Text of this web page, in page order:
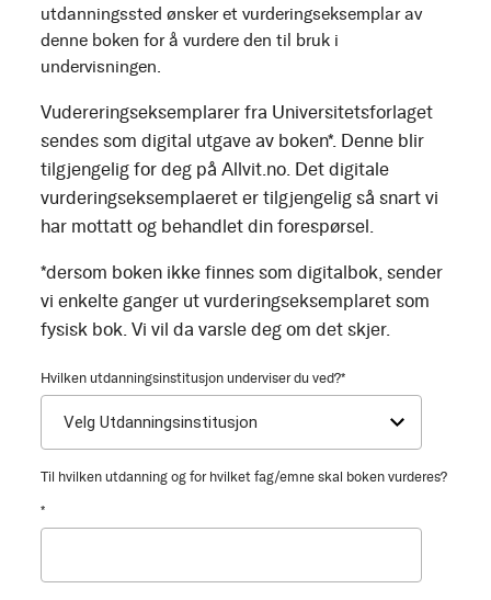
utdanningssted ønsker et vurderingseksemplar av
denne boken for å vurdere den til bruk i
undervisningen.
Vudereringseksemplarer fra Universitetsforlaget
sendes som digital utgave av boken*. Denne blir
tilgjengelig for deg på Allvit.no. Det digitale
vurderingseksemplaeret er tilgjengelig så snart vi
har mottatt og behandlet din forespørsel.
*dersom boken ikke finnes som digitalbok, sender
vi enkelte ganger ut vurderingseksemplaret som
fysisk bok. Vi vil da varsle deg om det skjer.
Hvilken utdanningsinstitusjon underviser du ved?*
Til hvilken utdanning og for hvilket fag/emne skal boken vurderes?
*